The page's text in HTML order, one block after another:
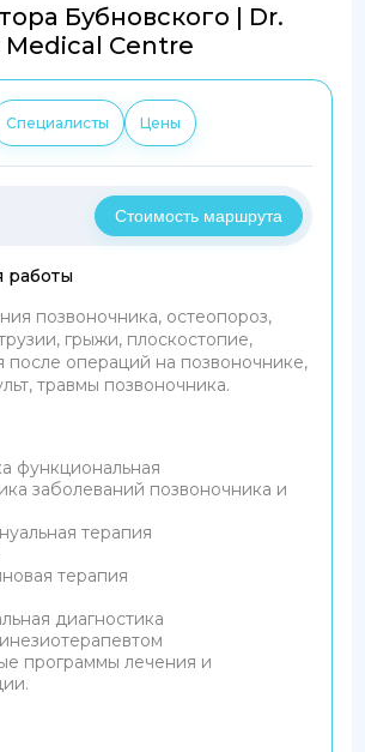
Бубновского | Dr.
Centre
Специалисты Цены
Стоимость маршрута
работы
позвоночника, остеопороз,
грыжи, плоскостопие,
после операций на позвоночнике,
травмы позвоночника.
функциональная
заболеваний позвоночника и
терапия
терапия
диагностика
программы лечения и